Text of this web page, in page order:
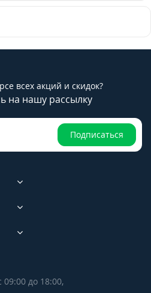
всех акций и скидок?
на нашу рассылку
Подписаться
09:00 до 18:00,